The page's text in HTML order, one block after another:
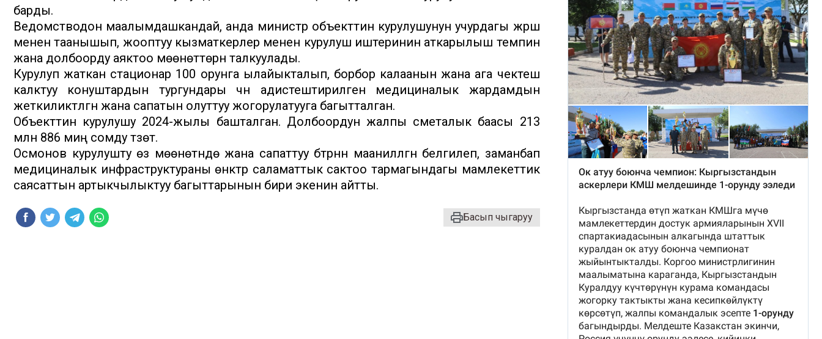
барды.
Ведомстводон маалымдашкандай, анда министр объекттин курулушунун учурдагы жүрүшү
менен таанышып, жооптуу кызматкерлер менен курулуш иштеринин аткарылыш темпин
жана долбоорду аяктоо мөөнөттөрүн талкуулады.
Курулуп жаткан стационар 100 орунга ылайыкталып, борбор калаанын жана ага чектеш
калктуу конуштардын тургундары үчүн адистештирилген медициналык жардамдын
жеткиликтүүлүгүн жана сапатын олуттуу жогорулатууга багытталган.
Объекттин курулушу 2024-жылы башталган. Долбоордун жалпы сметалык баасы 213
млн 886 миң сомду түзөт.
Осмонов курулушту өз мөөнөтүндө жана сапаттуу бүтүрүүнүн маанилүүлүгүн белгилеп, заманбап
медициналык инфраструктураны өнүктүрүү саламаттык сактоо тармагындагы мамлекеттик
саясаттын артыкчылыктуу багыттарынын бири экенин айтты.
Басып чыгаруу